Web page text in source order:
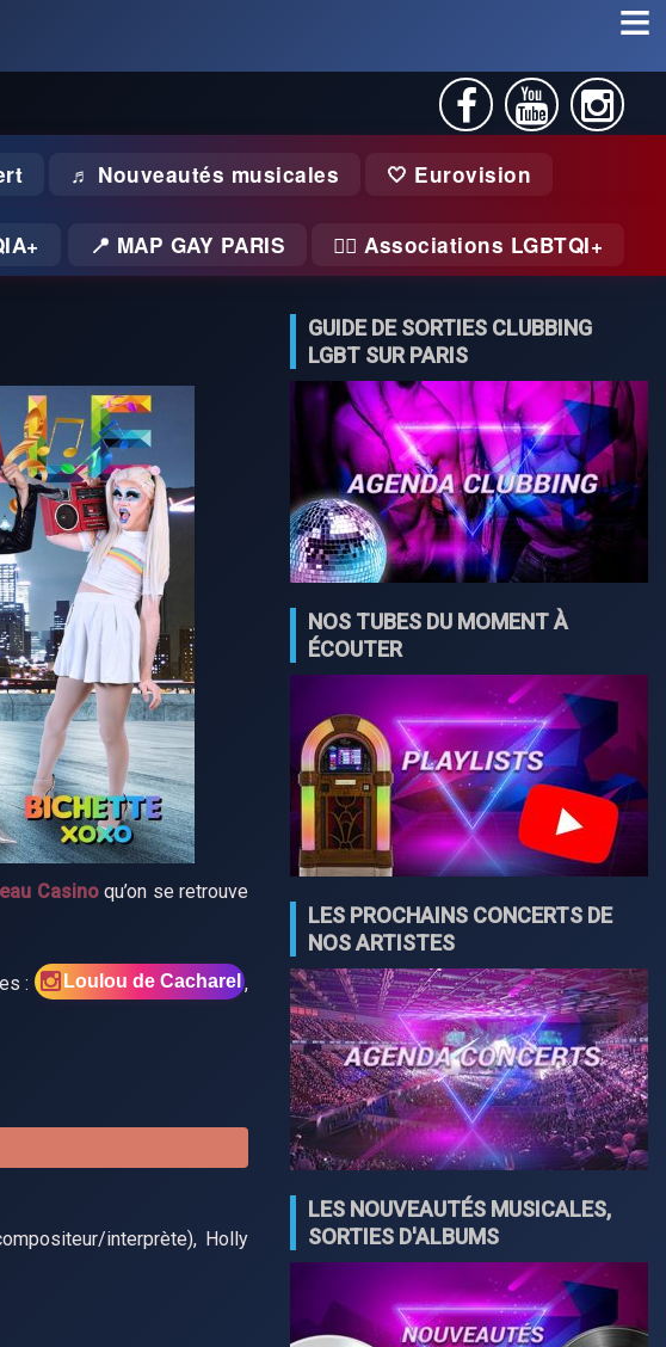
♬ Nouveautés musicales 🤍 Eurovision
📍 MAP GAY PARIS 🏃‍♂️ Associations LGBTQI+
Casinoqu’on se retrouve
: Loulou de Cacharel ,
interprète), Holly
GUIDE DE SORTIES CLUBBING
LGBT SUR PARIS
NOS TUBES DU MOMENT À
ÉCOUTER
LES PROCHAINS CONCERTS DE
NOS ARTISTES
LES NOUVEAUTÉS MUSICALES,
SORTIES D'ALBUMS